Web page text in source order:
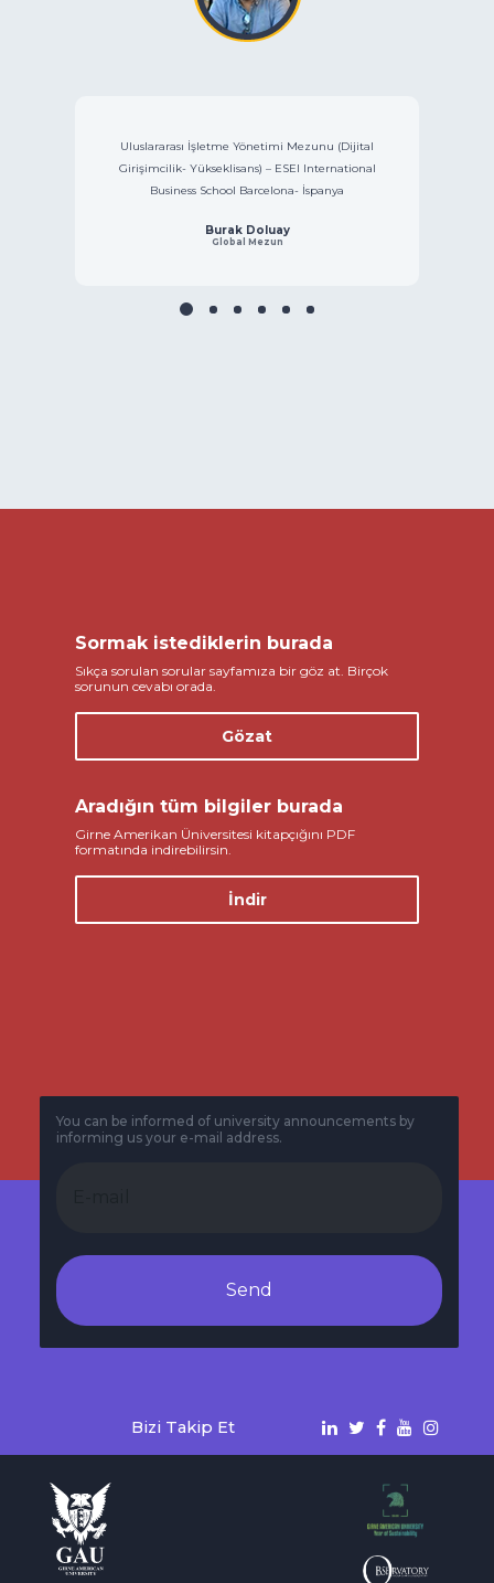
Uluslararası İşletme Yönetimi Mezunu (Dijital
Girişimcilik- Yükseklisans) – ESEI International
Business School Barcelona- İspanya
Burak Doluay
Global Mezun
Sormak istediklerin burada
Sıkça sorulan sorular sayfamıza bir göz at. Birçok
sorunun cevabı orada.
Gözat
Aradığın tüm bilgiler burada
Girne Amerikan Üniversitesi kitapçığını PDF
formatında indirebilirsin.
İndir
You can be informed of university announcements by
informing us your e-mail address.
Send
Bizi Takip Et